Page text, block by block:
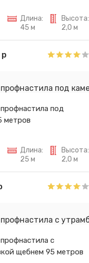
Длина:
45 м
Высота:
2,0 м
под
метров
Длина:
25 м
Высота:
2,0 м
с
щебнем 95 метров